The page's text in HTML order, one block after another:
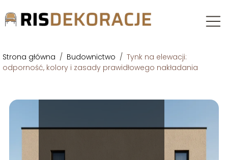
Strona główna / Budownictwo / Tynk na elewacji:
odporność, kolory i zasady prawidłowego nakładania